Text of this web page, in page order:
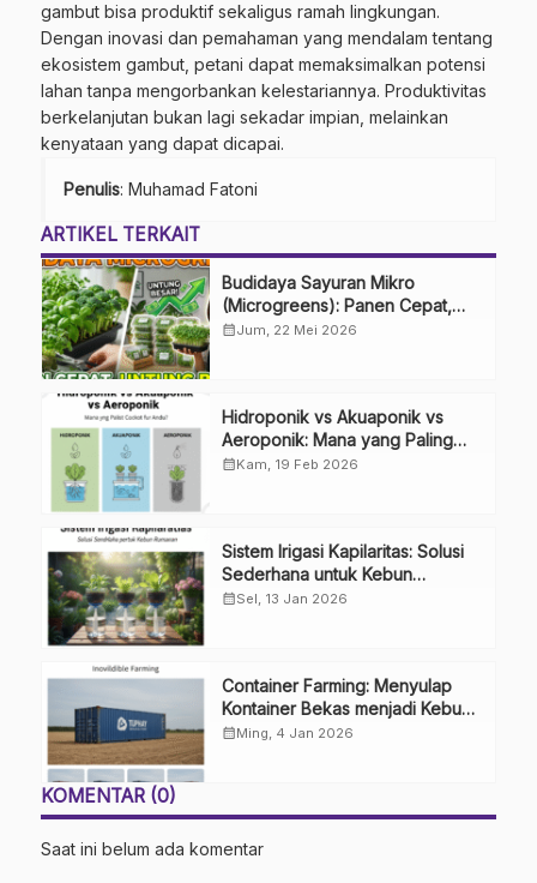
gambut bisa produktif sekaligus ramah lingkungan.
Dengan inovasi dan pemahaman yang mendalam tentang
ekosistem gambut, petani dapat memaksimalkan potensi
lahan tanpa mengorbankan kelestariannya. Produktivitas
berkelanjutan bukan lagi sekadar impian, melainkan
kenyataan yang dapat dicapai.
Penulis: Muhamad Fatoni
ARTIKEL TERKAIT
Budidaya Sayuran Mikro
(Microgreens): Panen Cepat,
Untung Besar
calendar_monthJum, 22 Mei 2026
Hidroponik vs Akuaponik vs
Aeroponik: Mana yang Paling
Cocok untuk Anda?
calendar_monthKam, 19 Feb 2026
Sistem Irigasi Kapilaritas: Solusi
Sederhana untuk Kebun
Rumahan
calendar_monthSel, 13 Jan 2026
Container Farming: Menyulap
Kontainer Bekas menjadi Kebun
Modern
calendar_monthMing, 4 Jan 2026
KOMENTAR (0)
Saat ini belum ada komentar